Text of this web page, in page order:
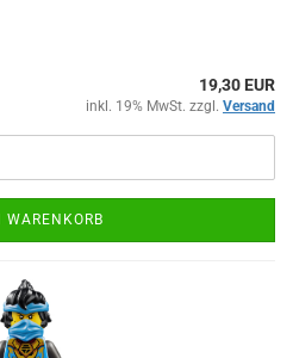
19,30 EUR
inkl. 19% MwSt. zzgl. Versand
WARENKORB